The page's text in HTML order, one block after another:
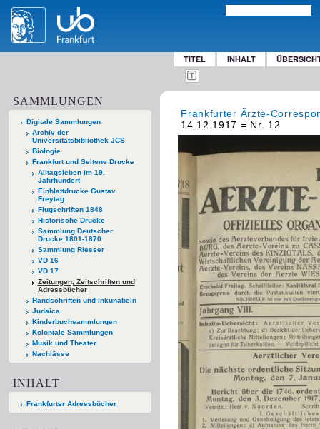
TITEL INHALT
SAMMLUNGEN
Digitale Sammlungen
Archiv der
Universitätsbibliothek JCS
Biologie
Frankfurt und Seltene Drucke
Alltagsleben im 19.
Jahrhundert
Einblattdrucke Gustav
Freytag
Flugschriften 1848
Historische Drucke
Sammlung Deutscher
Drucke 1801-1870
Sammlung Riesser
VD 16
VD 17
Zeitungen, Zeitschriften und
Adressbücher
Handschriften und Inkunabeln
Judaica
Kinderbuchsammlungen
Koloniale Sammlungen
Musik und Theater
Nachlässe
INHALT
Frankfurter Adressbücher
Frankfurter Ärzte-
14.12.1917 = Nr. 12